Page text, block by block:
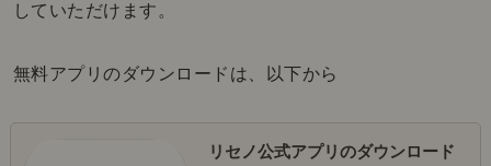
していただけます。
無料アプリのダウンロードは、以下から
リセノ公式アプリのダウンロード